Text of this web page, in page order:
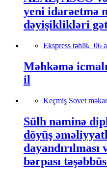
yeni idarəetmə
dəyişiklikləri
Ekspress təhlil, 06
Məhkəmə
il
Keçmiş Sovet
Sülh naminə
döyüş
dayandırılması
bərpası